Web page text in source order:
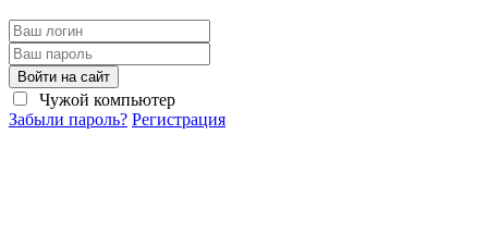
Войти на сайт
Чужой компьютер
Забыли пароль? Регистрация